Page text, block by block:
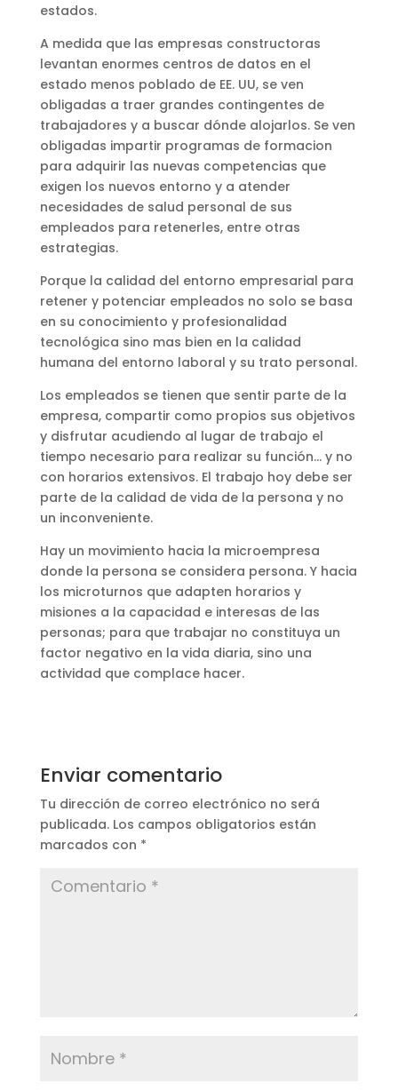
estados.
A medida que las empresas constructoras
levantan enormes centros de datos en el
estado menos poblado de EE. UU, se ven
obligadas a traer grandes contingentes de
trabajadores y a buscar dónde alojarlos. Se ven
obligadas impartir programas de formacion
para adquirir las nuevas competencias que
exigen los nuevos entorno y a atender
necesidades de salud personal de sus
empleados para retenerles, entre otras
estrategias.
Porque la calidad del entorno empresarial para
retener y potenciar empleados no solo se basa
en su conocimiento y profesionalidad
tecnológica sino mas bien en la calidad
humana del entorno laboral y su trato personal.
Los empleados se tienen que sentir parte de la
empresa, compartir como propios sus objetivos
y disfrutar acudiendo al lugar de trabajo el
tiempo necesario para realizar su función… y no
con horarios extensivos. El trabajo hoy debe ser
parte de la calidad de vida de la persona y no
un inconveniente.
Hay un movimiento hacia la microempresa
donde la persona se considera persona. Y hacia
los microturnos que adapten horarios y
misiones a la capacidad e interesas de las
personas; para que trabajar no constituya un
factor negativo en la vida diaria, sino una
actividad que complace hacer.
Enviar comentario
Tu dirección de correo electrónico no será
publicada. Los campos obligatorios están
marcados con *